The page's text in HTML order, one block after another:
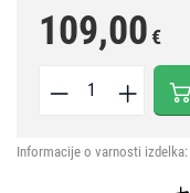
109,00€
Informacije o varnosti izdelka: